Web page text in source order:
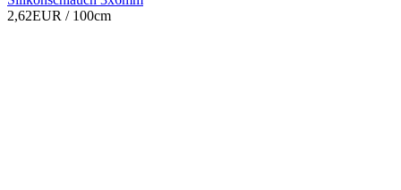
2,62EUR / 100cm